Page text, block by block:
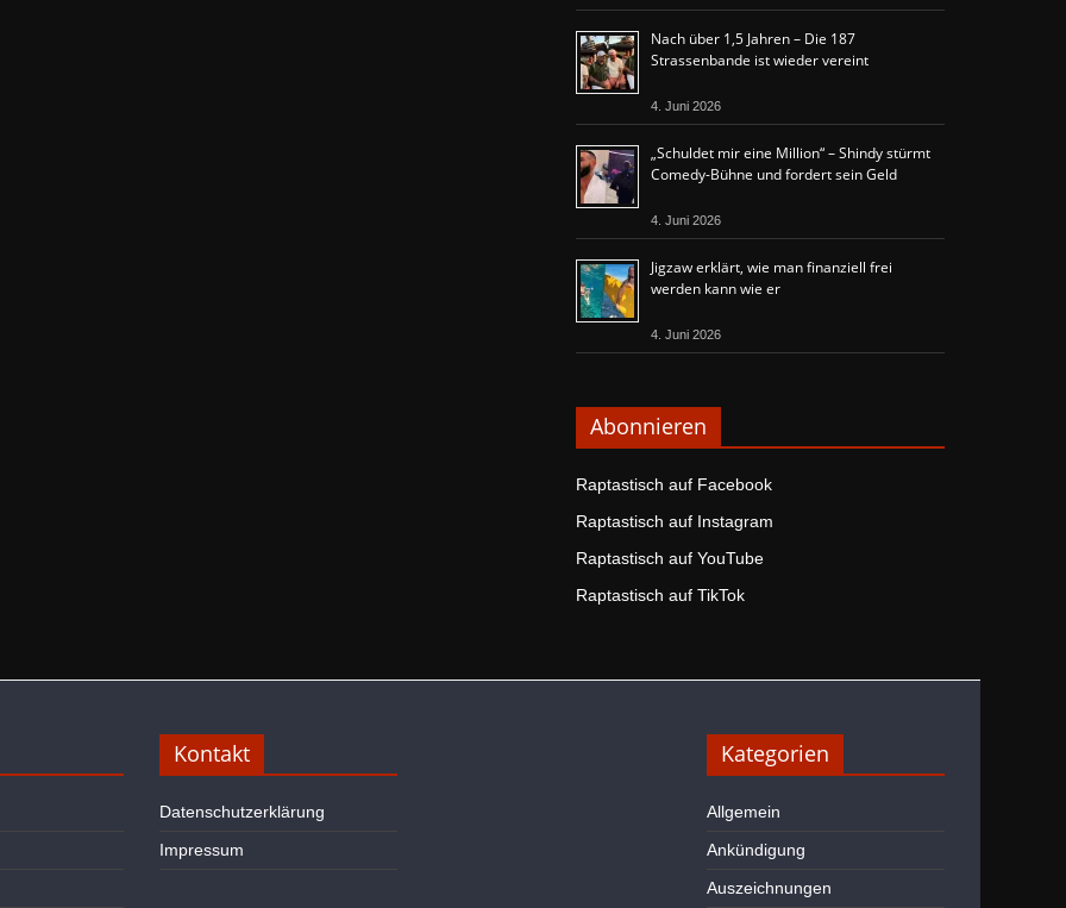
Nach über 1,5 Jahren – Die 187
Strassenbande ist wieder vereint
4. Juni 2026
„Schuldet mir eine Million“ – Shindy stürmt
Comedy-Bühne und fordert sein Geld
4. Juni 2026
Jigzaw erklärt, wie man finanziell frei
werden kann wie er
4. Juni 2026
Abonnieren
Raptastisch auf Facebook
Raptastisch auf Instagram
Raptastisch auf YouTube
Raptastisch auf TikTok
Kontakt
Datenschutzerklärung
Impressum
Kategorien
Allgemein
Ankündigung
Auszeichnungen